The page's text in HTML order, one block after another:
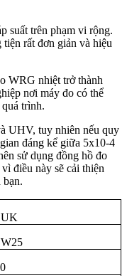
suất trên phạm vi rộng.
rất đơn giản và hiệu
WRG nhiệt trở thành
nơi máy đo có thể
trình.
UHV, tuy nhiên nếu quy
đáng kể giữa 5x10-4
sử dụng đồng hồ đo
điều này sẽ cải thiện
bạn.
UK